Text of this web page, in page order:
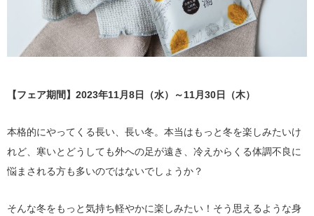
【フェア期間】2023年11月8日（水）～11月30日（木）
本格的にやってくる長い、長い冬。本当はもっと冬を楽しみたいけ
れど、寒いとどうしても外への足が遠き、冷えからくる体調不良に
悩まされる方も多いのではないでしょうか？
そんな冬をもっと気持ち軽やかに楽しみたい！そう思えるような身